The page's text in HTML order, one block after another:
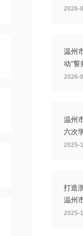
2026-
温州
动”誓
2026-
温州
六次
2025-
打造
温州
2025-